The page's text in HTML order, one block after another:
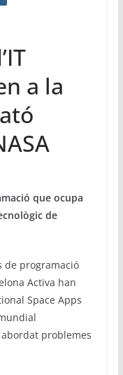
a la
que ocupa
de
de programació
Activa han
Space Apps
problemes